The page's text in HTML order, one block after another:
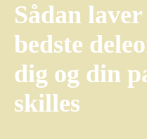
Sådan
bedste
dig og din
skilles